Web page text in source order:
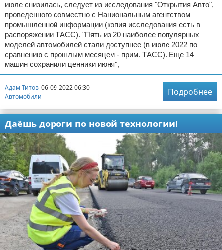
июле снизилась, следует из исследования "Открытия Авто",
проведенного совместно с Национальным агентством
промышленной информации (копия исследования есть в
распоряжении ТАСС). "Пять из 20 наиболее популярных
моделей автомобилей стали доступнее (в июле 2022 по
сравнению с прошлым месяцем - прим. ТАСС). Еще 14
машин сохранили ценники июня",
Адам Титов 06-09-2022 06:30
Автомобили
Подробнее
Даёшь дороги по новой технологии!